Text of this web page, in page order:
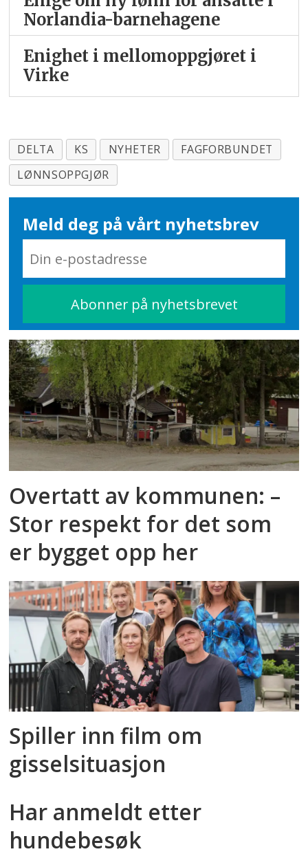
Norlandia-barnehagene
Enighet i mellomoppgjøret i
Virke
DELTA KS NYHETER
FAGFORBUNDET
LØNNSOPPGJØR
Meld deg på vårt nyhetsbrev
Overtatt av kommunen: –
Stor respekt for det som
er bygget opp her
Spiller inn film om
gisselsituasjon
Har anmeldt etter
hundebesøk